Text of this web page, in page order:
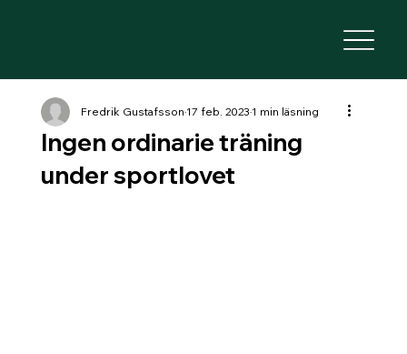
Ingen ordinarie träning
under sportlovet
Fredrik Gustafsson17 feb. 20231 min läsning